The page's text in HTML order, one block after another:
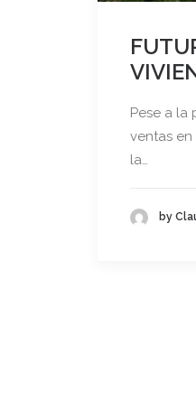
Pese a la
ventas en
la…
by